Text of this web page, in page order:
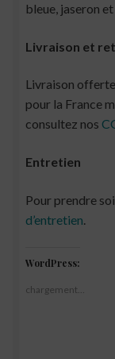
bleue, jaseron
Livraison et
Livraison
pour la France
consultez nos
Entretien
Pour prendre
d’entretien
WordPress:
chargement…